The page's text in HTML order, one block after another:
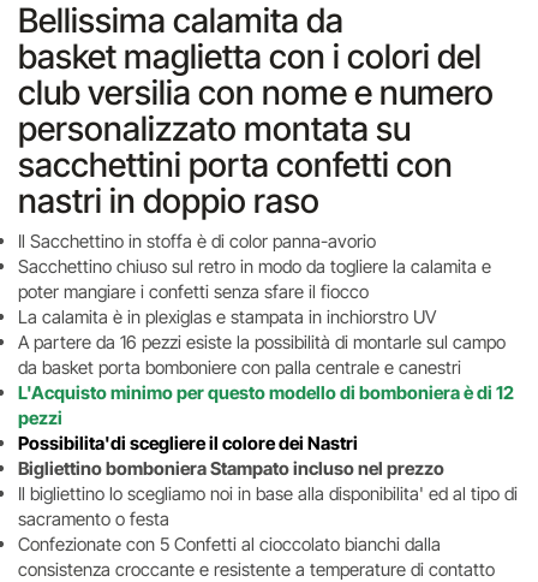
Bellissima calamita da
basket maglietta con i colori del
club versilia con nome e numero
personalizzato montata su
sacchettini porta confetti con
nastri in doppio raso
Il Sacchettino in stoffa è di color panna-avorio
Sacchettino chiuso sul retro in modo da togliere la calamita e
poter mangiare i confetti senza sfare il fiocco
La calamita è in plexiglas e stampata in inchiorstro UV
A partere da 16 pezzi esiste la possibilità di montarle sul campo
da basket porta bomboniere con palla centrale e canestri
L'Acquisto minimo per questo modello di bomboniera è di 12
pezzi
Possibilita'di scegliere il colore dei Nastri
Bigliettino bomboniera Stampato incluso nel prezzo
Il bigliettino lo scegliamo noi in base alla disponibilita' ed al tipo di
sacramento o festa
Confezionate con 5 Confetti al cioccolato bianchi dalla
consistenza croccante e resistente a temperature di contatto